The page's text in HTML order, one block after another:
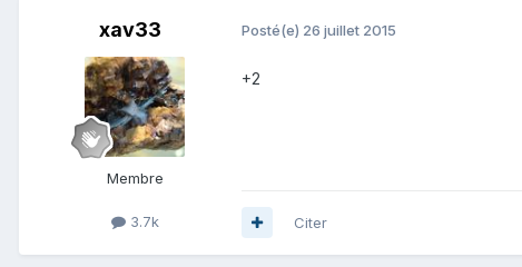
xav33
Membre
3.7k
Posté(e) 26 juillet 2015
+2
Citer